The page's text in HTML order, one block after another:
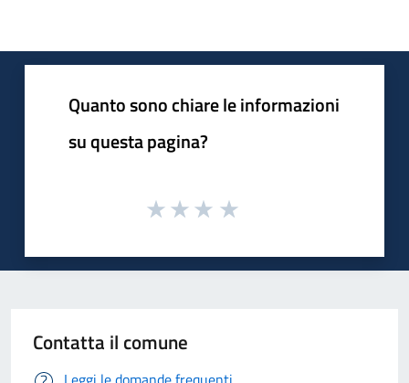
Quanto sono chiare le informazioni
su questa pagina?
Contatta il comune